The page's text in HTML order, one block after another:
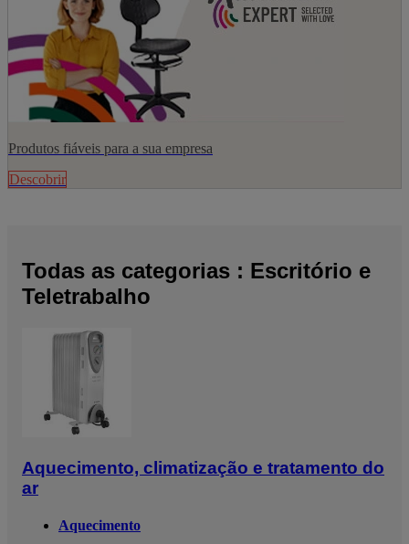
Produtos fiáveis para a sua empresa
Descobrir
Todas as categorias : Escritório e
Teletrabalho
Aquecimento, climatização e tratamento do
ar
Aquecimento